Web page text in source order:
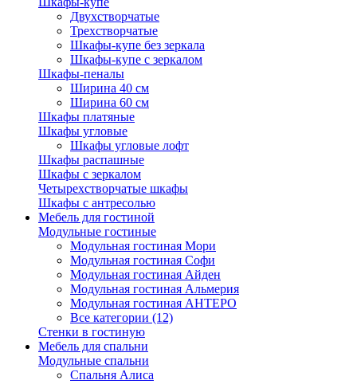
Двухстворчатые
Трехстворчатые
Шкафы-купе без зеркала
Шкафы-купе с зеркалом
Шкафы-пеналы
Ширина 40 см
Ширина 60 см
Шкафы платяные
Шкафы угловые
Шкафы угловые лофт
Шкафы распашные
Шкафы с зеркалом
Четырехстворчатые шкафы
Шкафы с антресолью
Мебель для гостиной
Модульные гостиные
Модульная гостиная Мори
Модульная гостиная Софи
Модульная гостиная Айден
Модульная гостиная Альмерия
Модульная гостиная АНТЕРО
Все категории (12)
Стенки в гостиную
Мебель для спальни
Модульные спальни
Спальня Алиса